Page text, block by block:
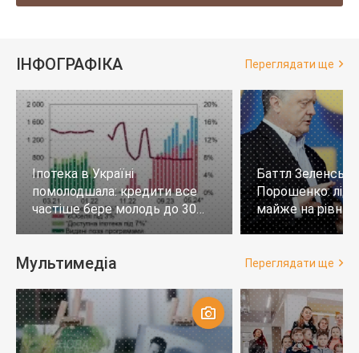
ІНФОГРАФІКА Переглядати ще
Іпотека в Україні
помолодшала: кредити все
частіше бере молодь до 30
років
Баттл
Порошенко:
майже на
тих, хто не
Мультимедіа Переглядати ще